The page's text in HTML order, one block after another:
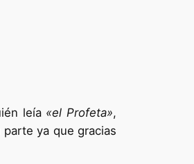
leía «el Profeta»,
ya que gracias